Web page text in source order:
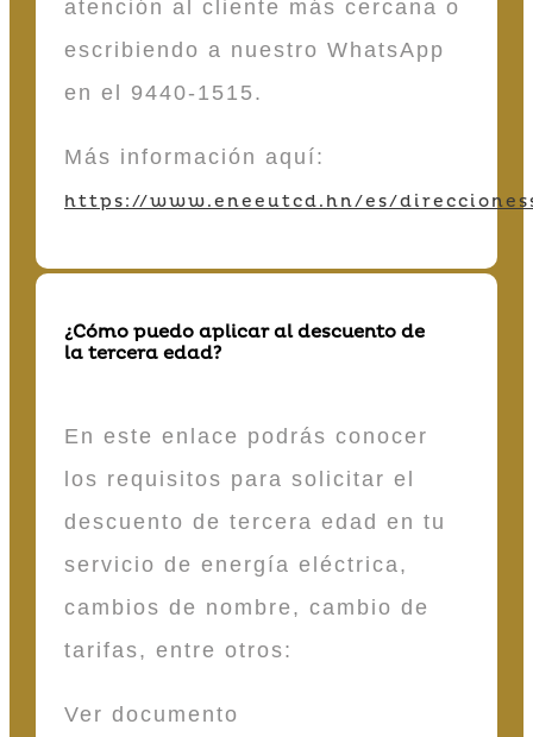
atención al cliente más cercana o
escribiendo a nuestro WhatsApp
en el 9440-1515.
Más información aquí:
https://www.eneeutcd.hn/es/
¿Cómo puedo aplicar al descuento de
la tercera edad?
En este enlace podrás conocer
los requisitos para solicitar el
descuento de tercera edad en tu
servicio de energía eléctrica,
cambios de nombre, cambio de
tarifas, entre otros:
Ver documento